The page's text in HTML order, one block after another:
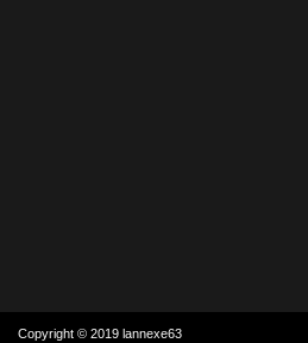
Copyright © 2019 lannexe63